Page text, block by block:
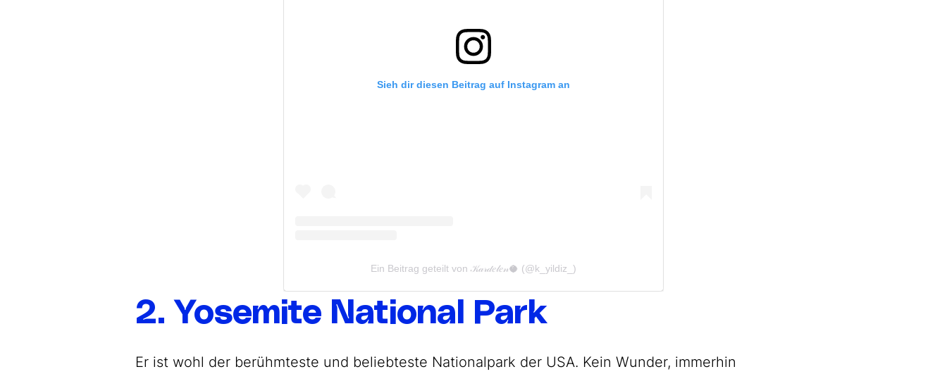
Sieh dir diesen Beitrag auf Instagram an
Ein Beitrag geteilt von 𝒦𝒶𝓇𝒹𝑒𝓁𝑒𝓃🥥 (@k_yildiz_)
2. Yosemite National Park
Er ist wohl der berühmteste und beliebteste Nationalpark der USA. Kein Wunder, immerhin